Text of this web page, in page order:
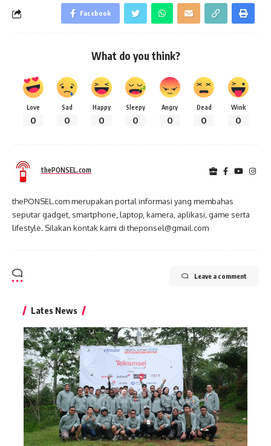
Facebook
What do you think?
Love
0
Sad
0
Happy
0
Sleepy
0
Angry
0
Dead
0
Wink
0
thePONSEL.com
thePONSEL.com merupakan portal informasi yang membahas
seputar gadget, smartphone, laptop, kamera, aplikasi, game serta
lifestyle. Silakan kontak kami di theponsel@gmail.com
Leave a comment
Lates News